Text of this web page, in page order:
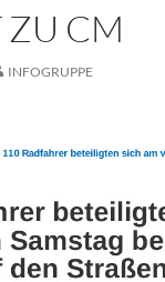
ZU CM
INFOGRUPPE